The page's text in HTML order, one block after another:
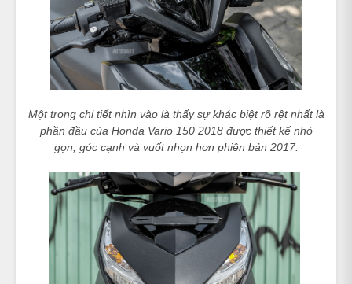
Một trong chi tiết nhìn vào là thấy sự khác biệt rõ rệt nhất là
phần đầu của Honda Vario 150 2018 được thiết kế nhỏ
gọn, góc cạnh và vuốt nhọn hơn phiên bản 2017.